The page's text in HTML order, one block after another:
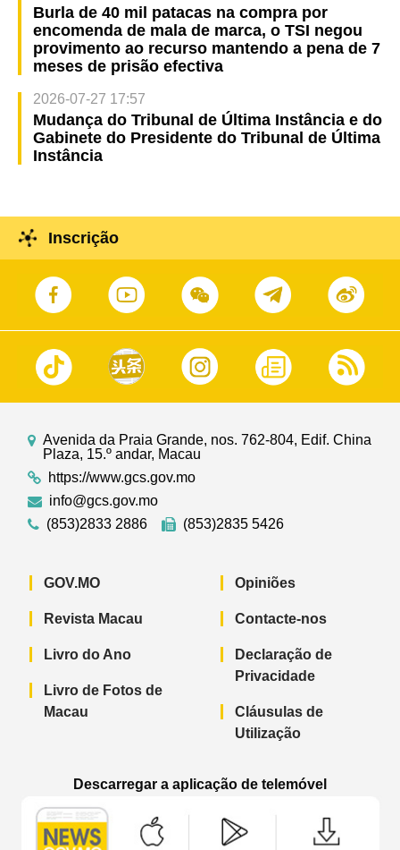
Burla de 40 mil patacas na compra por
encomenda de mala de marca, o TSI negou
provimento ao recurso mantendo a pena de 7
meses de prisão efectiva
2026-07-27 17:57
Mudança do Tribunal de Última Instância e do
Gabinete do Presidente do Tribunal de Última
Instância
Inscrição
Avenida da Praia Grande, nos. 762-804, Edif. China
Plaza, 15.º andar, Macau
https://www.gcs.gov.mo
info@gcs.gov.mo
(853)2833 2886
(853)2835 5426
GOV.MO
Revista Macau
Livro do Ano
Livro de Fotos de
Macau
Opiniões
Contacte-nos
Declaração de
Privacidade
Cláusulas de
Utilização
Descarregar a aplicação de telemóvel